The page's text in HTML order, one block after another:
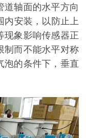
道轴面的水平方向
内安装，以防止上
现象影响传感器正
制而不能水平对称
泡的条件下，垂直